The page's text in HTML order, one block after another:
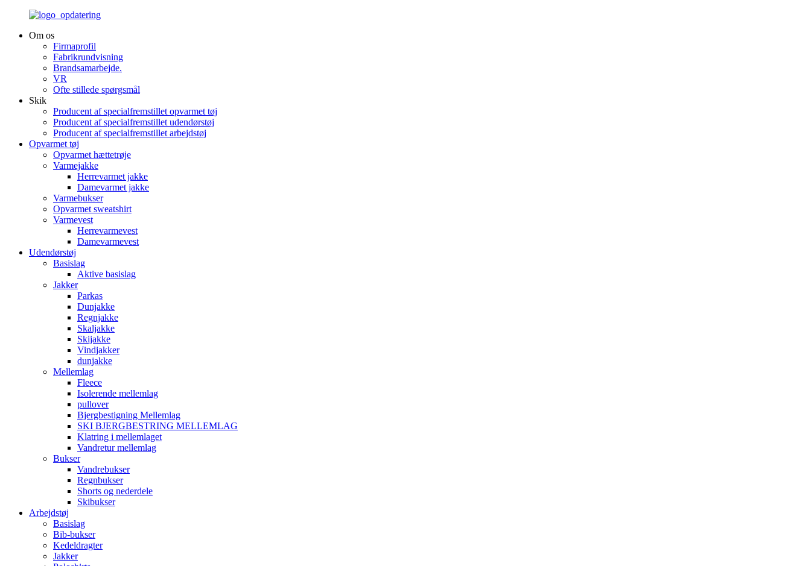
Om os
Firmaprofil
Fabrikrundvisning
Brandsamarbejde.
VR
Ofte stillede spørgsmål
Skik
Producent af specialfremstillet opvarmet tøj
Producent af specialfremstillet udendørstøj
Producent af specialfremstillet arbejdstøj
Opvarmet tøj
Opvarmet hættetrøje
Varmejakke
Herrevarmet jakke
Damevarmet jakke
Varmebukser
Opvarmet sweatshirt
Varmevest
Herrevarmevest
Damevarmevest
Udendørstøj
Basislag
Aktive basislag
Jakker
Parkas
Dunjakke
Regnjakke
Skaljakke
Skijakke
Vindjakker
dunjakke
Mellemlag
Fleece
Isolerende mellemlag
pullover
Bjergbestigning Mellemlag
SKI BJERGBESTRING MELLEMLAG
Klatring i mellemlaget
Vandretur mellemlag
Bukser
Vandrebukser
Regnbukser
Shorts og nederdele
Skibukser
Arbejdstøj
Basislag
Bib-bukser
Kedeldragter
Jakker